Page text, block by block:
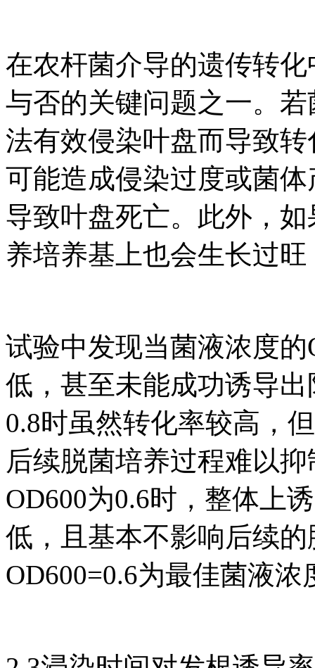
在农杆菌介导的遗传转
与否的关键问题之一。
法有效侵染叶盘而导致
可能造成侵染过度或菌
导致叶盘死亡。此外，
养培养基上也会生长过
试验中发现当菌液浓度
低，甚至未能成功诱导
0.8时虽然转化率较高，
后续脱菌培养过程难以
OD600为0.6时，整体上
低，且基本不影响后续
OD600=0.6为最佳菌液浓